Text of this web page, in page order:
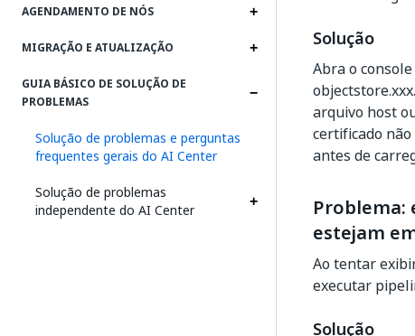
AGENDAMENTO DE NÓS
MIGRAÇÃO E ATUALIZAÇÃO
GUIA BÁSICO DE SOLUÇÃO DE
PROBLEMAS
Solução de problemas e perguntas
frequentes gerais do AI Center
Solução de problemas
independente do AI Center
Solução
Abra o
arquivo host
certificado
antes de
Problema:
estejam
Ao tentar
executar
Solução